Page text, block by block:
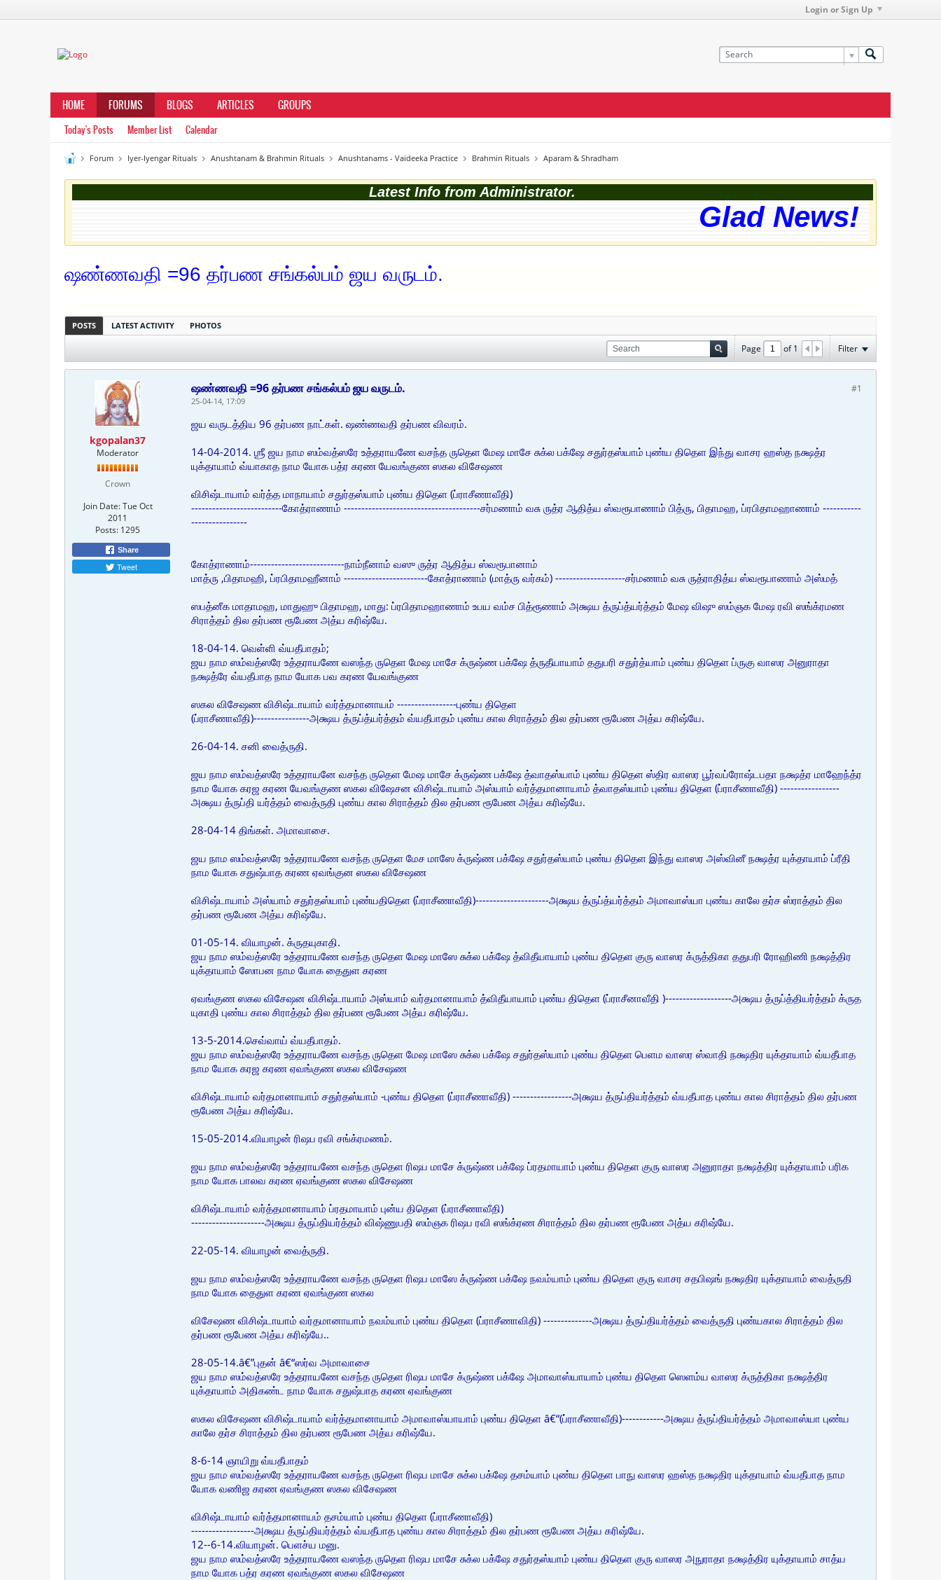
Login or Sign Up
HOME FORUMS BLOGS ARTICLES GROUPS
Today's Posts Member List Calendar
Forum Iyer-Iyengar Rituals Anushtanam & Brahmin Rituals Anushtanams - Vaideeka Practice Brahmin Rituals Aparam & Shradham
Latest Info from Administrator.
Glad News! The
ஷண்ணவதி =96 தர்பண சங்கல்பம் ஜய வருடம்.
POSTS LATEST ACTIVITY PHOTOS
Page of1 Filter
kgopalan37
Moderator
Crown
Join Date: Tue Oct
2011
Posts: 1295
Share
Tweet
#1
ஷண்ணவதி =96 தர்பண சங்கல்பம் ஜய வருடம்.
25-04-14, 17:09
ஜய வருடத்திய 96 தர்பண நாட்கள். ஷண்ணவதி தர்பண விவரம்.
14-04-2014. ஶ்ரீ ஜய நாம ஸம்வத்ஸரே உத்தராயணே வசந்த ருதெள மேஷ மாசே சுக்ல பக்ஷே சதுர்தஸ்யாம் புண்ய திதெள இந்து வாசர ஹஸ்த நக்ஷத்ர
யுக்தாயாம் வ்யாகாத நாம யோக பத்ர கரண யேவங்குண ஸகல விசேஷண
விசிஷ்டாயாம் வர்த்த மாநாயாம் சதுர்தஸ்யாம் புண்ய திதெள (ப்ராசீணாவீதி)
--------------------------கோத்ராணாம் ---------------------------------------சர்மணாம் வசு ருத்ர ஆதித்ய ஸ்வரூபாணாம் பித்ரு, பிதாமஹ, ப்ரபிதாமஹாணாம் -----------
----------------
கோத்ராணாம்---------------------------நாம்நீனாம் வஸு ருத்ர ஆதித்ய ஸ்வரூபானாம்
மாத்ரு ,பிதாமஹி, ப்ரபிதாமஹீனாம் ------------------------கோத்ராணாம் (மாத்ரு வர்கம்) --------------------சர்மணாம் வசு ருத்ராதித்ய ஸ்வரூபாணாம் அஸ்மத்
ஸபத்னீக மாதாமஹ, மாதுஹு பிதாமஹ, மாது: ப்ரபிதாமஹாணாம் உபய வம்ச பித்ரூணாம் அக்ஷய த்ருப்த்யர்த்தம் மேஷ விஷு ஸம்ஞக மேஷ ரவி ஸங்க்ரமண
சிராத்தம் தில தர்பண ரூபேண அத்ய கரிஷ்யே.
18-04-14. வெள்ளி வ்யதீபாதம்;
ஜய நாம ஸம்வத்ஸரே உத்தராயணே வஸந்த ருதெள மேஷ மாசே க்ருஷ்ண பக்ஷே த்ருதீயாயாம் ததுபரி சதுர்த்யாம் புண்ய திதெள ப்ருகு வாஸர அனுராதா
நக்ஷத்ரே வ்யதீபாத நாம யோக பவ கரண யேவங்குண
ஸகல விசேஷண விசிஷ்டாயாம் வர்த்தமானாயம் -----------------புண்ய திதெள
(ப்ராசீணாவீதி)----------------அக்ஷய த்ருப்த்யர்த்தம் வ்யதீபாதம் புண்ய கால சிராத்தம் தில தர்பண ரூபேண அத்ய கரிஷ்யே.
26-04-14. சனி வைத்ருதி.
ஜய நாம ஸம்வத்ஸரே உத்தராயனே வசந்த ருதெள மேஷ மாசே க்ருஷ்ண பக்ஷே த்வாதஸ்யாம் புண்ய திதெள ஸ்திர வாஸர பூர்வப்ரோஷ்டபதா நக்ஷத்ர மாஹேந்த்ர
நாம யோக கரஜ கரண யேவங்குண ஸகல விஷேசன விசிஷ்டாயாம் அஸ்யாம் வர்த்தமானாயாம் த்வாதஸ்யாம் புண்ய திதெள (ப்ராசீணாவீதி) -----------------
அக்ஷய த்ருப்தி யர்த்தம் வைத்ருதி புண்ய கால சிராத்தம் தில தர்பண ரூபேண அத்ய கரிஷ்யே.
28-04-14 திங்கள். அமாவாசை.
ஜய நாம ஸம்வத்ஸரே உத்தராயணே வசந்த ருதெள மேச மாஸே க்ருஷ்ண பக்ஷே சதுர்தஸ்யாம் புண்ய திதெள இந்து வாஸர அஸ்வினீ நக்ஷத்ர யுக்தாயாம் ப்ரீதி
நாம யோக சதுஷ்பாத கரண ஏவங்குன ஸகல விசேஷண
விசிஷ்டாயாம் அஸ்யாம் சதுர்தஸ்யாம் புண்யதிதெள (ப்ராசீணாவீதி)---------------------அக்ஷய த்ருப்த்யர்த்தம் அமாவாஸ்யா புண்ய காலே தர்ச ஸ்ராத்தம் தில
தர்பண ரூபேண அத்ய கரிஷ்யே.
01-05-14. வியாழன். க்ருதயுகாதி.
ஜய நாம ஸம்வத்ஸரே உத்தராயணே வசந்த ருதெள மேஷ மாஸே சுக்ல பக்ஷே த்விதீயாயாம் புண்ய திதெள குரு வாஸர க்ருத்திகா ததுபரி ரோஹிணி நக்ஷத்திர
யுக்தாயாம் ஸோபன நாம யோக தைதுள கரண
ஏவங்குண ஸகல விசேஷன விசிஷ்டாயாம் அஸ்யாம் வர்தமானாயாம் த்விதீயாயாம் புண்ய திதெள (ப்ராசீனாவீதி )-------------------அக்ஷய த்ருப்த்தியர்த்தம் க்ருத
யுகாதி புண்ய கால சிராத்தம் தில தர்பண ரூபேண அத்ய கரிஷ்யே.
13-5-2014.செவ்வாய் வ்யதீபாதம்.
ஜய நாம ஸம்வத்ஸரே உத்தராயணே வசந்த ருதெள மேஷ மாஸே சுக்ல பக்ஷே சதுர்தஸ்யாம் புண்ய திதெள பெளம வாஸர ஸ்வாதி நக்ஷதிர யுக்தாயாம் வ்யதீபாத
நாம யோக கரஜ கரண ஏவங்குண ஸகல விசேஷண
விசிஷ்டாயாம் வர்தமானாயாம் சதுர்தஸ்யாம் -புண்ய திதெள (ப்ராசீணாவீதி) -----------------அக்ஷய த்ருப்தியர்த்தம் வ்யதீபாத புண்ய கால சிராத்தம் தில தர்பண
ரூபேண அத்ய கரிஷ்யே.
15-05-2014.வியாழன் ரிஷப ரவி சங்க்ரமணம்.
ஜய நாம ஸம்வத்ஸரே உத்தராயணே வசந்த ருதெள ரிஷப மாசே க்ருஷ்ண பக்ஷே ப்ரதமாயாம் புண்ய திதெள குரு வாஸர அனுராதா நக்ஷத்திர யுக்தாயாம் பரிக
நாம யோக பாலவ கரண ஏவங்குண ஸகல விசேஷண
விசிஷ்டாயாம் வர்த்தமானாயாம் ப்ரதமாயாம் புன்ய திதெள (ப்ராசீணாவீதி)
---------------------அக்ஷய த்ருப்தியர்த்தம் விஷ்ணுபதி ஸம்ஞக ரிஷப ரவி ஸங்க்ரண சிராத்தம் தில தர்பண ரூபேண அத்ய கரிஷ்யே.
22-05-14. வியாழன் வைத்ருதி.
ஜய நாம ஸம்வத்ஸரே உத்தராயணே வசந்த ருதெள ரிஷப மாஸே க்ருஷ்ண பக்ஷே நவம்யாம் புண்ய திதெள குரு வாசர சதபிஷங் நக்ஷதிர யுக்தாயாம் வைத்ருதி
நாம யோக தைதுள கரண ஏவங்குண ஸகல
விசேஷண விசிஷ்டாயாம் வர்தமானாயாம் நவம்யாம் புண்ய திதெள (ப்ராசீணாவிதி) --------------அக்ஷய த்ருப்தியர்த்தம் வைத்ருதி புண்யகால சிராத்தம் தில
தர்பண ரூபேண அத்ய கரிஷ்யே..
28-05-14.â€”புதன் â€“ஸர்வ அமாவாசை
ஜய நாம ஸம்வத்ஸரே உத்தராயணே வசந்த ருதெள ரிஷப மாசே க்ருஷ்ண பக்ஷே அமாவாஸ்யாயாம் புண்ய திதெள ஸெளம்ய வாஸர க்ருத்திகா நக்ஷத்திர
யுக்தாயாம் அதிகண்ட நாம யோக சதுஷ்பாத கரண ஏவங்குண
ஸகல விசேஷண விசிஷ்டாயாம் வர்த்தமானாயாம் அமாவாஸ்யாயாம் புண்ய திதெள â€“(ப்ராசீணாவீதி)------------அக்ஷய த்ருப்தியர்த்தம் அமாவாஸ்யா புண்ய
காலே தர்ச சிராத்தம் தில தர்பண ரூபேண அத்ய கரிஷ்யே.
8-6-14 ஞாயிறு வ்யதீபாதம்
ஜய நாம ஸம்வத்ஸரே உத்தராயணே வசந்த ருதெள ரிஷப மாசே சுக்ல பக்ஷே தசம்யாம் புண்ய திதெள பாநு வாஸர ஹஸ்த நக்ஷதிர யுக்தாயாம் வ்யதீபாத நாம
யோக வணிஜ கரண ஏவங்குண ஸகல விசேஷண
விசிஷ்டாயாம் வர்த்தமானாயம் தசம்யாம் புண்ய திதெள (ப்ராசீணாவீதி)
------------------அக்ஷய த்ருப்தியர்த்தம் வ்யதீபாத புண்ய கால சிராத்தம் தில தர்பண ரூபேண அத்ய கரிஷ்யே.
12--6-14.வியாழன். பெளச்ய மனு.
ஜய நாம ஸம்வத்ஸரே உத்தராயணே வஸந்த ருதெள ரிஷப மாசே சுக்ல பக்ஷே சதுர்தஸ்யாம் புண்ய திதெள குரு வாஸர அநுராதா நக்ஷத்திர யுக்தாயாம் சாத்ய
நாம யோக பத்ர கரண ஏவங்குண ஸகல விசேஷண